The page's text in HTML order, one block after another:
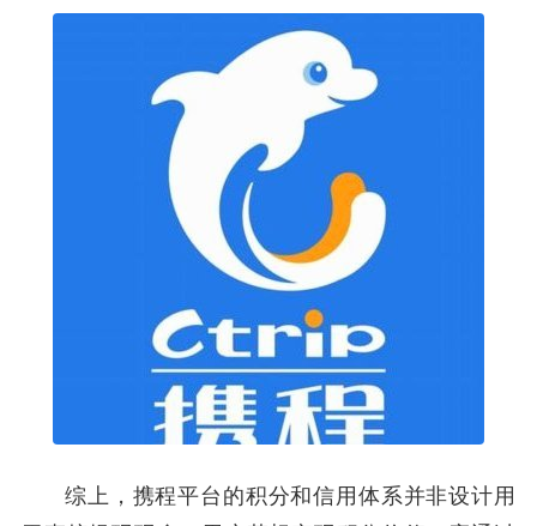
综上，携程平台的积分和信用体系并非设计用